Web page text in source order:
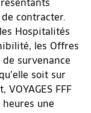
contracter.
Hospitalités
les Offres
survenance
soit sur
FFF
une